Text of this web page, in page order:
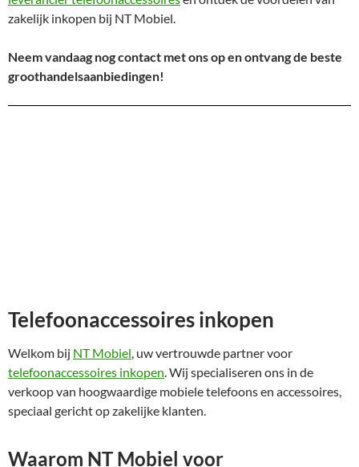
zakelijk inkopen bij NT Mobiel.
Neem vandaag nog contact met ons op en ontvang de beste
groothandelsaanbiedingen!
Telefoonaccessoires inkopen
Welkom bij NT Mobiel, uw vertrouwde partner voor
telefoonaccessoires inkopen. Wij specialiseren ons in de
verkoop van hoogwaardige mobiele telefoons en accessoires,
speciaal gericht op zakelijke klanten.
Waarom NT Mobiel voor